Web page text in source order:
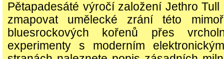
Pětapadesáté výročí založení Jethro
zmapovat umělecké zrání této
bluesrockových kořenů přes
experimenty s moderním